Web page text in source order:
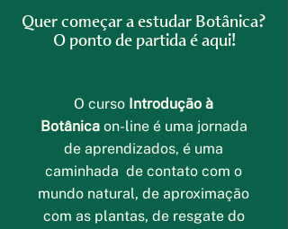
Quer começar a estudar Botânica?
O ponto de partida é aqui!
O curso Introdução à
Botânicaon-line é uma jornada
de aprendizados, é uma
caminhada de contato com o
mundo natural, de aproximação
com as plantas, de resgate do